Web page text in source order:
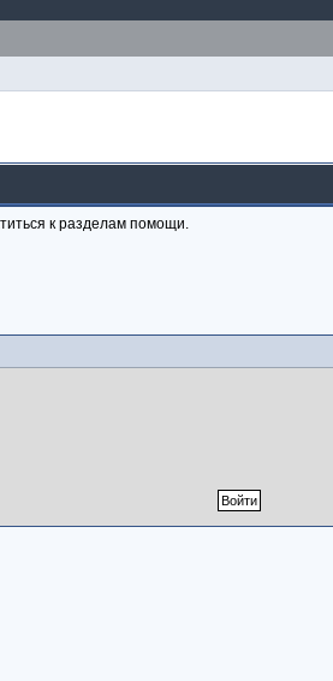
к разделам помощи.